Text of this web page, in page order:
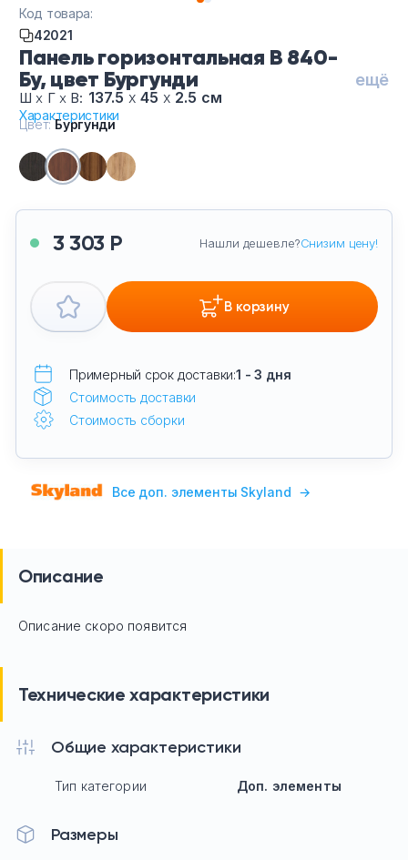
Панель горизонтальная B 840-
Бу, цвет Бургунди
ещё
Шх Г х В: 137.5 х 45 х 2.5 см
Характеристики
Код товара:
42021
3 303 Р Нашли дешевле?Снизим цену!
В корзину
Примерный срок доставки:1 - 3 дня
Стоимость доставки
Стоимость сборки
Цвет:Бургунди
Все доп. элементы Skyland →
Описание
Описание скоро появится
Технические характеристики
Общие характеристики
Тип категории Доп. элементы
Размеры
Офисные шкафы
Офисные диваны
Сейфы и металлическая мебель
Искусственные растения